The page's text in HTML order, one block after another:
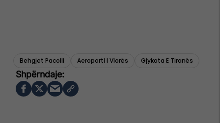
Behgjet Pacolli Aeroporti I Vlorës Gjykata E Tiranës